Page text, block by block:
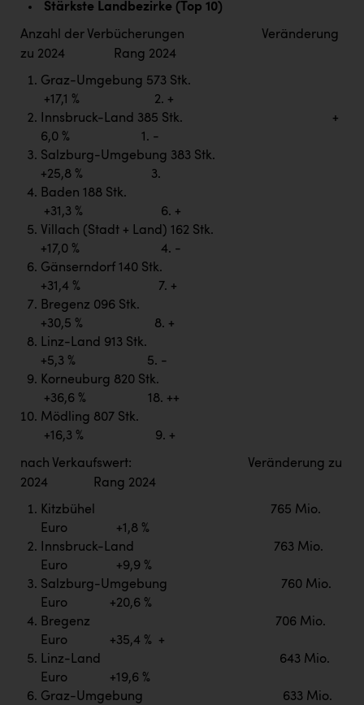
Dopgas
kunden basics
kontakt
Stärkste Landbezirke (Top 10)
Anzahl der Verbücherungen Veränderung
zu 2024 Rang 2024
Graz-Umgebung 573 Stk.
+17,1 % 2. +
Innsbruck-Land 385 Stk. +
6,0 % 1. -
Salzburg-Umgebung 383 Stk.
+25,8 % 3.
Baden 188 Stk.
+31,3 % 6. +
Villach (Stadt + Land) 162 Stk.
+17,0 % 4. -
Gänserndorf 140 Stk.
+31,4 % 7. +
Bregenz 096 Stk.
+30,5 % 8. +
Linz-Land 913 Stk.
+5,3 % 5. -
Korneuburg 820 Stk.
+36,6 % 18. ++
Mödling 807 Stk.
+16,3 % 9. +
nach Verkaufswert: Veränderung zu
2024 Rang 2024
Kitzbühel 765 Mio.
Euro +1,8 %
Innsbruck-Land 763 Mio.
Euro +9,9 %
Salzburg-Umgebung 760 Mio.
Euro +20,6 %
Bregenz 706 Mio.
Euro +35,4 % +
Linz-Land 643 Mio.
Euro +19,6 %
Graz-Umgebung 633 Mio.